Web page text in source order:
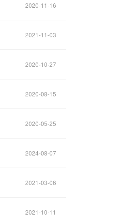
2020-11-16
2021-11-03
2020-10-27
2020-08-15
2020-05-25
2024-08-07
2021-03-06
2021-10-11